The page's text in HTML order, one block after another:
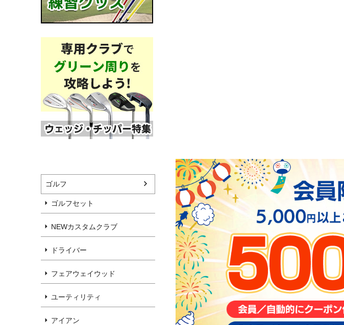
ゴルフ
ゴルフセット
NEWカスタムクラブ
ドライバー
フェアウェイウッド
ユーティリティ
アイアン